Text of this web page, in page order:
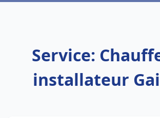
Service:
installateur